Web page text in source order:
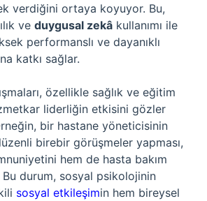
verdiğini ortaya koyuyor. Bu,
ve duygusal zekâ kullanımı ile
performanslı ve dayanıklı
katkı sağlar.
özellikle sağlık ve eğitim
liderliğin etkisini gözler
bir hastane yöneticisinin
birebir görüşmeler yapması,
hem de hasta bakım
Bu durum, sosyal psikolojinin
sosyal etkileşimin hem bireysel